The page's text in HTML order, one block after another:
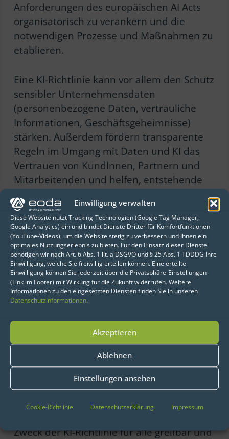
Einwilligung verwalten
Diese Website nutzt Tracking-Technologien (Google Tag Manager,
Google Analytics) ein und bindet Dienste Dritter für Komfortfunktionen
(YouTube-Videos), um die Website stetig zu verbessern und Ihnen ein
optimales Nutzungserlebnis zu bieten. Für den Einsatz dieser Dienste
benötigen wir nach Art. 6 Abs. 1 lit. a DSGVO und § 25 Abs. 1 TDDDG Ihre
Einwilligung, welche Sie freiwillig erteilen können. Eine erteilte
Einwilligung können Sie jederzeit über die Privatsphäre-Einstellungen
(Link im Footer) mit Wirkung für die Zukunft widerrufen. Weitere
Informationen zu den eingesetzten Diensten finden Sie in unseren
Datenschutzinformationen.
Akzeptieren
Ablehnen
Einstellungen ansehen
Cookie-Richtlinie Datenschutzerklärung Impressum
Anforderungen des europäischen AI Acts
organisatorisch zu verankern und die
notwendigen Prozesse und Maßnahmen zu
etablieren.
Eine KI-Richtlinie kann vor allem den Schutz
sensibler Unternehmensdaten
(personenbezogene Daten, vertrauliche
Informationen, Geschäftsgeheimnisse)
stärken. Außerdem fördern transparente
Regeln im Umgang mit Daten und KI das
Vertrauen von KundInnen, Partnern und
Mitarbeitenden und helfen, entstehende
Reputationsverluste durch mögliches
Fehlverhalten zu minimieren.
Eine KI-Richtlinie hat darüber hinaus aber
auch das Potenzial, den KI-Einsatz im
Unternehmen an einem definierten
Standard auszurichten und so eine
uneinheitliche und oft ineffiziente KI-
reduzieren.
Was sollten Unternehmen bei
der Erstellung einer KI-
Richtlinie beachten?
Eine KI-Richtlinie hat nur dann einen Wert,
wenn sie unternehmensweit verstanden
Zweck der KI-Richtlinie für alle greifbar und